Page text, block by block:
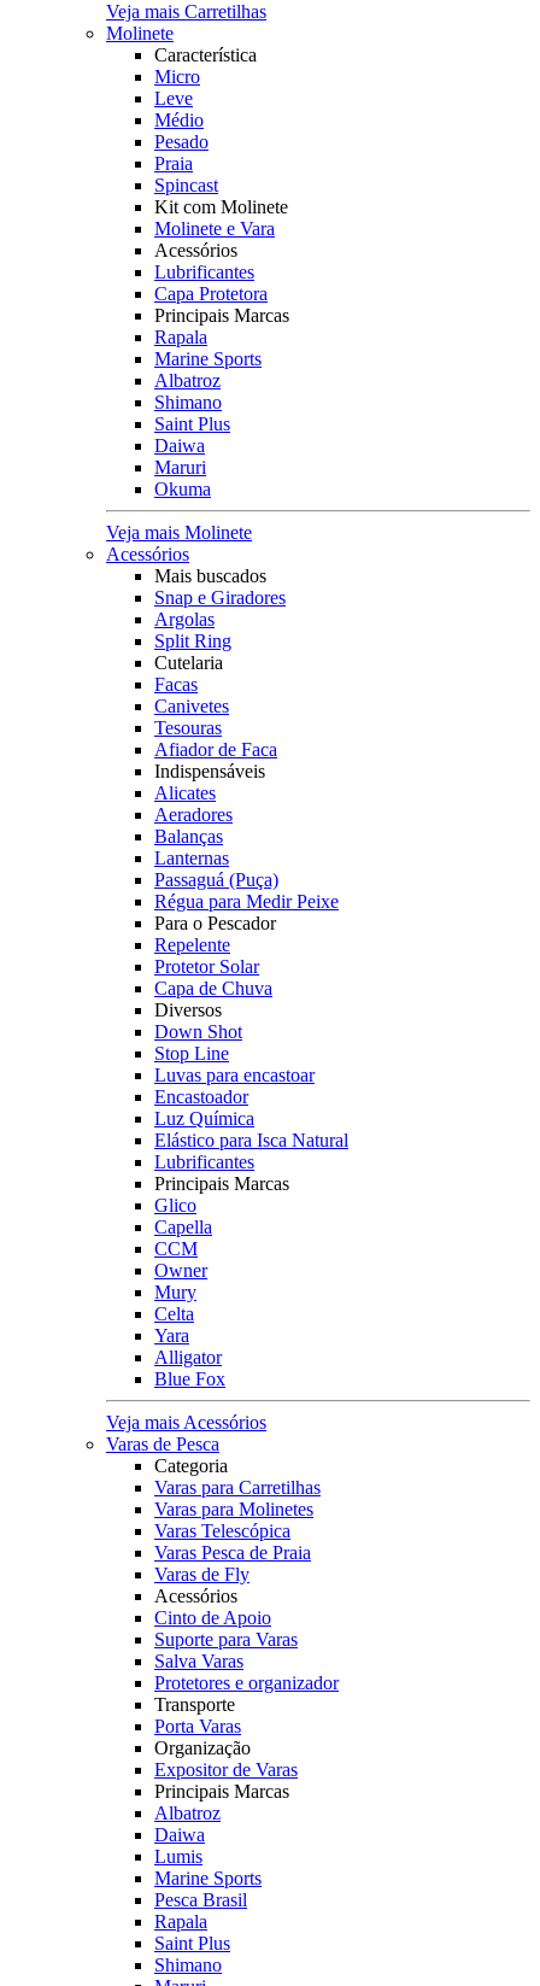
Veja mais Carretilhas
Molinete
Característica
Micro
Leve
Médio
Pesado
Praia
Spincast
Kit com Molinete
Molinete e Vara
Acessórios
Lubrificantes
Capa Protetora
Principais Marcas
Rapala
Marine Sports
Albatroz
Shimano
Saint Plus
Daiwa
Maruri
Okuma
Veja mais Molinete
Acessórios
Mais buscados
Snap e Giradores
Argolas
Split Ring
Cutelaria
Facas
Canivetes
Tesouras
Afiador de Faca
Indispensáveis
Alicates
Aeradores
Balanças
Lanternas
Passaguá (Puça)
Régua para Medir Peixe
Para o Pescador
Repelente
Protetor Solar
Capa de Chuva
Diversos
Down Shot
Stop Line
Luvas para encastoar
Encastoador
Luz Química
Elástico para Isca Natural
Lubrificantes
Principais Marcas
Glico
Capella
CCM
Owner
Mury
Celta
Yara
Alligator
Blue Fox
Veja mais Acessórios
Varas de Pesca
Categoria
Varas para Carretilhas
Varas para Molinetes
Varas Telescópica
Varas Pesca de Praia
Varas de Fly
Acessórios
Cinto de Apoio
Suporte para Varas
Salva Varas
Protetores e organizador
Transporte
Porta Varas
Organização
Expositor de Varas
Principais Marcas
Albatroz
Daiwa
Lumis
Marine Sports
Pesca Brasil
Rapala
Saint Plus
Shimano